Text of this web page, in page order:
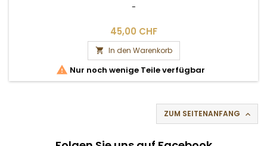
-
45,00 CHF
 In den Warenkorb
 Nur noch wenige Teile verfügbar
ZUM SEITENANFANG 